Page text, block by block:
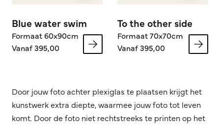
Blue water swim
Formaat 60x90cm
Vanaf 395,00
To the other side
Formaat 70x70cm
Vanaf 395,00
Door jouw foto achter plexiglas te plaatsen krijgt het
kunstwerk extra diepte, waarmee jouw foto tot leven
komt. Door de foto niet rechtstreeks te printen op het